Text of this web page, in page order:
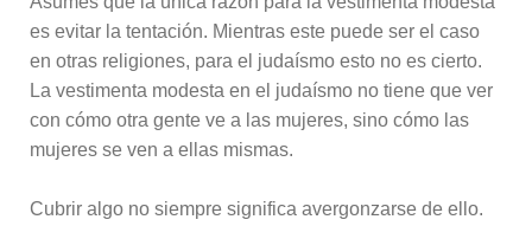
es evitar la tentación. Mientras este puede ser el caso
en otras religiones, para el judaísmo esto no es cierto.
La vestimenta modesta en el judaísmo no tiene que ver
con cómo otra gente ve a las mujeres, sino cómo las
mujeres se ven a ellas mismas.
Cubrir algo no siempre significa avergonzarse de ello.